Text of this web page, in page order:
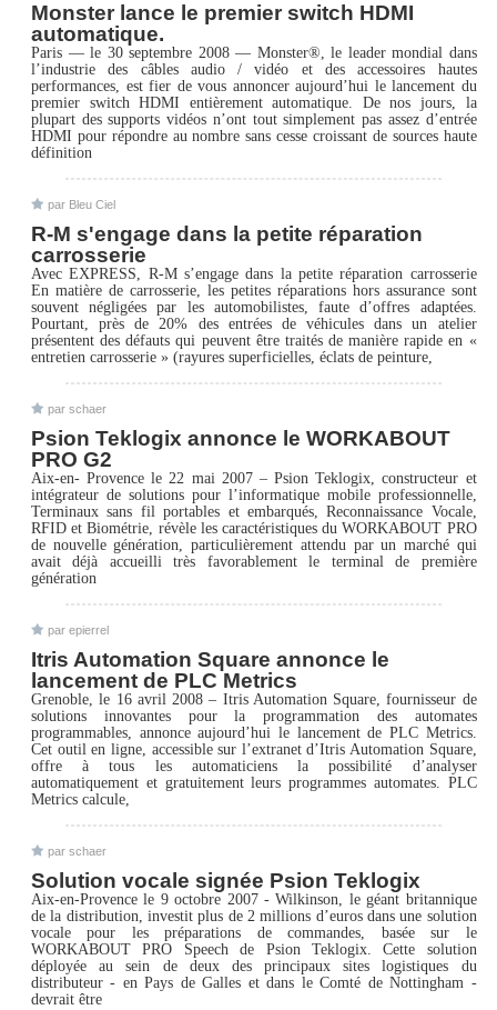
Monster lance le premier switch HDMI
automatique.
Paris — le 30 septembre 2008 — Monster®, le leader mondial dans
l’industrie des câbles audio / vidéo et des accessoires hautes
performances, est fier de vous annoncer aujourd’hui le lancement du
premier switch HDMI entièrement automatique. De nos jours, la
plupart des supports vidéos n’ont tout simplement pas assez d’entrée
HDMI pour répondre au nombre sans cesse croissant de sources haute
définition
par Bleu Ciel
R-M s'engage dans la petite réparation
carrosserie
Avec EXPRESS, R-M s’engage dans la petite réparation carrosserie
En matière de carrosserie, les petites réparations hors assurance sont
souvent négligées par les automobilistes, faute d’offres adaptées.
Pourtant, près de 20% des entrées de véhicules dans un atelier
présentent des défauts qui peuvent être traités de manière rapide en «
entretien carrosserie » (rayures superficielles, éclats de peinture,
par schaer
Psion Teklogix annonce le WORKABOUT
PRO G2
Aix-en- Provence le 22 mai 2007 – Psion Teklogix, constructeur et
intégrateur de solutions pour l’informatique mobile professionnelle,
Terminaux sans fil portables et embarqués, Reconnaissance Vocale,
RFID et Biométrie, révèle les caractéristiques du WORKABOUT PRO
de nouvelle génération, particulièrement attendu par un marché qui
avait déjà accueilli très favorablement le terminal de première
génération
par epierrel
Itris Automation Square annonce le
lancement de PLC Metrics
Grenoble, le 16 avril 2008 – Itris Automation Square, fournisseur de
solutions innovantes pour la programmation des automates
programmables, annonce aujourd’hui le lancement de PLC Metrics.
Cet outil en ligne, accessible sur l’extranet d’Itris Automation Square,
offre à tous les automaticiens la possibilité d’analyser
automatiquement et gratuitement leurs programmes automates. PLC
Metrics calcule,
par schaer
Solution vocale signée Psion Teklogix
Aix-en-Provence le 9 octobre 2007 - Wilkinson, le géant britannique
de la distribution, investit plus de 2 millions d’euros dans une solution
vocale pour les préparations de commandes, basée sur le
WORKABOUT PRO Speech de Psion Teklogix. Cette solution
déployée au sein de deux des principaux sites logistiques du
distributeur - en Pays de Galles et dans le Comté de Nottingham -
devrait être